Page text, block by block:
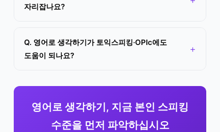
자리잡나요?
Q. 영어로 생각하기가 토익스피킹·OPIc에도
도움이 되나요?
영어로 생각하기, 지금 본인 스피킹
수준을 먼저 파악하십시오